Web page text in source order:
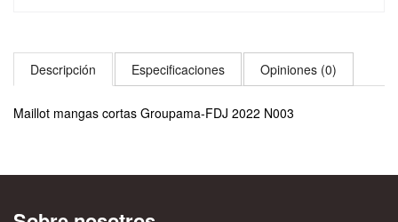
Descripción Especificaciones Opiniones (0)
Maillot mangas cortas Groupama-FDJ 2022 N003